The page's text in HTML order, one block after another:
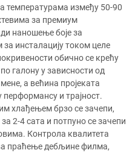
температурама између 50-90
за премиум
наношење боје за
инсталацију током целе
обично се крећу
галону у зависности од
а већина пројеката
перформансу и трајност.
хлађењем брзо се зачепи,
2-4 сата и потпуно се зачепи
Контрола квалитета
праћење дебљине филма,